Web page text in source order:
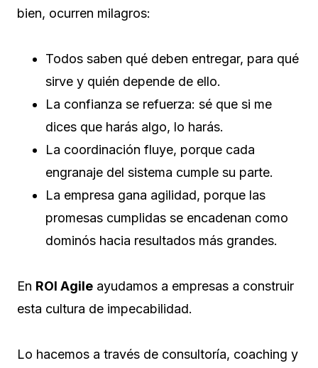
bien, ocurren milagros:
Todos saben qué deben entregar, para qué
sirve y quién depende de ello.
La confianza se refuerza: sé que si me
dices que harás algo, lo harás.
La coordinación fluye, porque cada
engranaje del sistema cumple su parte.
La empresa gana agilidad, porque las
promesas cumplidas se encadenan como
dominós hacia resultados más grandes.
En ROI Agile ayudamos a empresas a construir
esta cultura de impecabilidad.
Lo hacemos a través de consultoría, coaching y